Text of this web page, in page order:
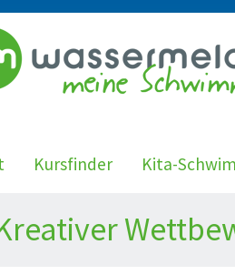
Kursfinder Kita-